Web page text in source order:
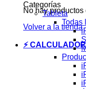
No hay productos
Volver a la tienda
⚡
Categorías
Tableta
Todas